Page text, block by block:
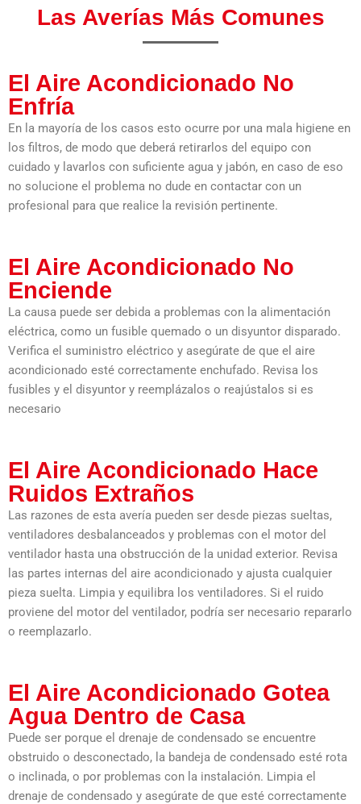
Las Averías Más Comunes
El Aire Acondicionado No
Enfría
En la mayoría de los casos esto ocurre por una mala higiene en
los filtros, de modo que deberá retirarlos del equipo con
cuidado y lavarlos con suficiente agua y jabón, en caso de eso
no solucione el problema no dude en contactar con un
profesional para que realice la revisión pertinente.
El Aire Acondicionado No
Enciende
La causa puede ser debida a problemas con la alimentación
eléctrica, como un fusible quemado o un disyuntor disparado.
Verifica el suministro eléctrico y asegúrate de que el aire
acondicionado esté correctamente enchufado. Revisa los
fusibles y el disyuntor y reemplázalos o reajústalos si es
necesario
El Aire Acondicionado Hace
Ruidos Extraños
Las razones de esta avería pueden ser desde piezas sueltas,
ventiladores desbalanceados y problemas con el motor del
ventilador hasta una obstrucción de la unidad exterior. Revisa
las partes internas del aire acondicionado y ajusta cualquier
pieza suelta. Limpia y equilibra los ventiladores. Si el ruido
proviene del motor del ventilador, podría ser necesario repararlo
o reemplazarlo.
El Aire Acondicionado Gotea
Agua Dentro de Casa
Puede ser porque el drenaje de condensado se encuentre
obstruido o desconectado, la bandeja de condensado esté rota
o inclinada, o por problemas con la instalación. Limpia el
drenaje de condensado y asegúrate de que esté correctamente